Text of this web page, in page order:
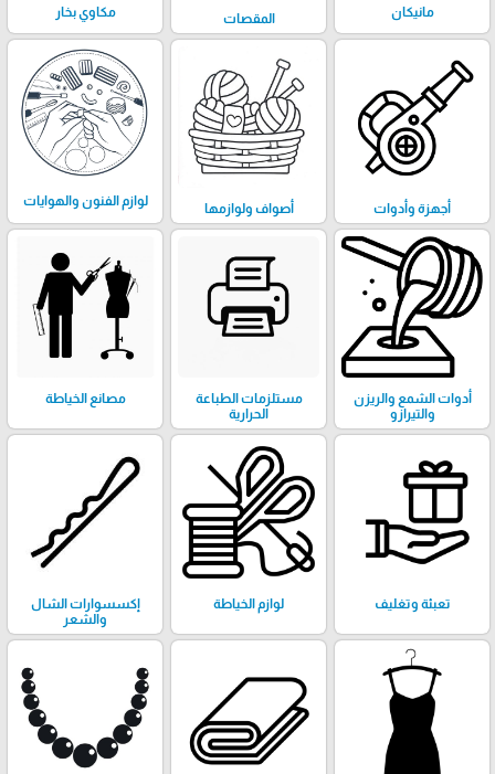
مانيكان المقصات مكاوي بخار
أجهزة وأدوات أصواف ولوازمها
لوازم الفنون والهوايات
أدوات الشمع والريزن
والتيرازو
مستلزمات الطباعة
الحرارية
مصانع الخياطة
تعبئة وتغليف لوازم الخياطة
إكسسوارات الشال
والشعر